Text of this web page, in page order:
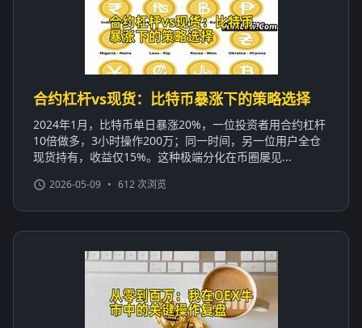
合约杠杆vs现货：比特币暴涨下的策略选择
2024年1月，比特币单日暴涨20%，一位投资者用合约杠杆
10倍做多，3小时操作200万；同一时间，另一位用户全仓
现货持有，收益仅15%。这种极端分化在币圈屡见...
2026-05-09 • 612 次浏览